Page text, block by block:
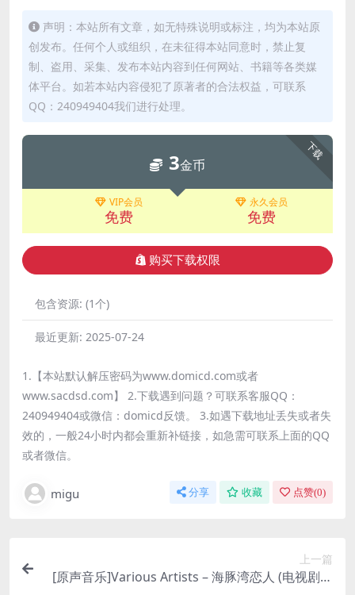
声明：本站所有文章，如无特殊说明或标注，均为本站原
创发布。任何个人或组织，在未征得本站同意时，禁止复
制、盗用、采集、发布本站内容到任何网站、书籍等各类媒
体平台。如若本站内容侵犯了原著者的合法权益，可联系
QQ：240949404我们进行处理。
下载
3金币
VIP会员
免费
永久会员
免费
购买下载权限
包含资源: (1个)
最近更新: 2025-07-24
1.【本站默认解压密码为www.domicd.com或者
www.sacdsd.com】 2.下载遇到问题？可联系客服QQ：
240949404或微信：domicd反馈。 3.如遇下载地址丢失或者失
效的，一般24小时内都会重新补链接，如急需可联系上面的QQ
或者微信。
migu 分享 收藏 点赞(0)
上一篇
[原声音乐]Various Artists – 海豚湾恋人 (电视剧原